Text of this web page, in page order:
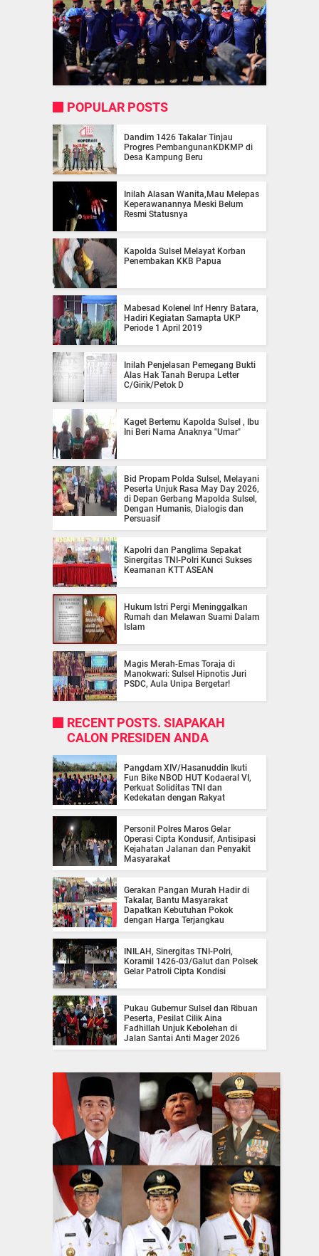
POPULAR POSTS
Dandim 1426 Takalar Tinjau
Progres PembangunanKDKMP di
Desa Kampung Beru
Inilah Alasan Wanita,Mau Melepas
Keperawanannya Meski Belum
Resmi Statusnya
Kapolda Sulsel Melayat Korban
Penembakan KKB Papua
Mabesad Kolenel Inf Henry Batara,
Hadiri Kegiatan Samapta UKP
Periode 1 April 2019
Inilah Penjelasan Pemegang Bukti
Alas Hak Tanah Berupa Letter
C/Girik/Petok D
Kaget Bertemu Kapolda Sulsel , Ibu
Ini Beri Nama Anaknya "Umar"
Bid Propam Polda Sulsel, Melayani
Peserta Unjuk Rasa May Day 2026,
di Depan Gerbang Mapolda Sulsel,
Dengan Humanis, Dialogis dan
Persuasif
Kapolri dan Panglima Sepakat
Sinergitas TNI-Polri Kunci Sukses
Keamanan KTT ASEAN
Hukum Istri Pergi Meninggalkan
Rumah dan Melawan Suami Dalam
Islam
Magis Merah-Emas Toraja di
Manokwari: Sulsel Hipnotis Juri
PSDC, Aula Unipa Bergetar!
RECENT POSTS. SIAPAKAH
CALON PRESIDEN ANDA
Pangdam XIV/Hasanuddin Ikuti
Fun Bike NBOD HUT Kodaeral VI,
Perkuat Soliditas TNI dan
Kedekatan dengan Rakyat
Personil Polres Maros Gelar
Operasi Cipta Kondusif, Antisipasi
Kejahatan Jalanan dan Penyakit
Masyarakat
Gerakan Pangan Murah Hadir di
Takalar, Bantu Masyarakat
Dapatkan Kebutuhan Pokok
dengan Harga Terjangkau
INILAH, Sinergitas TNI-Polri,
Koramil 1426-03/Galut dan Polsek
Gelar Patroli Cipta Kondisi
Pukau Gubernur Sulsel dan Ribuan
Peserta, Pesilat Cilik Aina
Fadhillah Unjuk Kebolehan di
Jalan Santai Anti Mager 2026